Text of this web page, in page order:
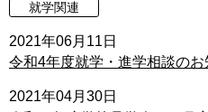
就学関連
2021年06月11日
令和4年度就学・進学相談のお
2021年04月30日